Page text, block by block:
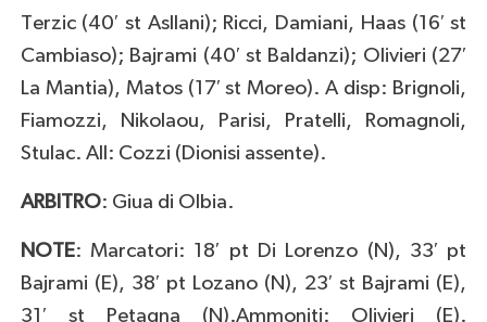
Terzic (40′ st Asllani); Ricci, Damiani, Haas (16′ st
Cambiaso); Bajrami (40′ st Baldanzi); Olivieri (27′
La Mantia), Matos (17′ st Moreo). A disp: Brignoli,
Fiamozzi, Nikolaou, Parisi, Pratelli, Romagnoli,
Stulac. All: Cozzi (Dionisi assente).
ARBITRO: Giua di Olbia.
NOTE: Marcatori: 18′ pt Di Lorenzo (N), 33′ pt
Bajrami (E), 38′ pt Lozano (N), 23′ st Bajrami (E),
31′ st Petagna (N).Ammoniti: Olivieri (E).